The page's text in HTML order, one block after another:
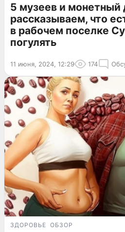
5 музеев и монетный
рассказываем, что
в рабочем поселке
погулять
11 июня, 2024, 12:29 174
ЗДОРОВЬЕ ОБЗОР